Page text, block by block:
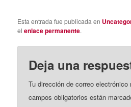
Esta entrada fue publicada en
elenlace permanente.
Deja una
Tu dirección de correo electrónico
campos obligatorios están